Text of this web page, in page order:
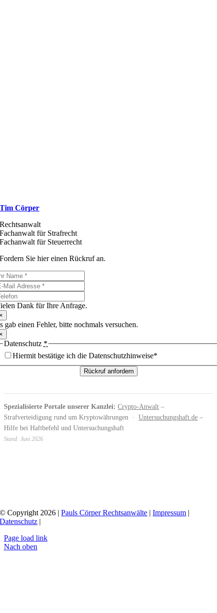
Tim Cörper
Rechtsanwalt
Fachanwalt für Strafrecht
Fachanwalt für Steuerrecht
Fordern Sie hier einen Rückruf an.
Dank für Ihre Anfrage.
gab einen Fehler, bitte nochmals versuchen.
Datenschutz *
Hiermit bestätige ich die Datenschutzhinweise*
Rückruf anfordern
Spezialisierte Portale unserer Kanzlei: Crypto-Anwalt –
Strafverteidigung rund um Kryptowährungen · Untersuchungshaft.de –
Hilfe bei Haftbefehl und Untersuchungshaft
Stand: Juni 2026
© Copyright 2026 |Pauls Cörper Rechtsanwälte |Impressum
Datenschutz
Page load link
Nach oben